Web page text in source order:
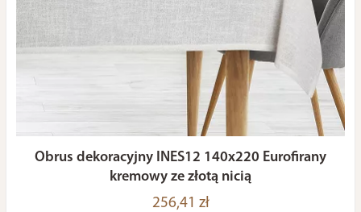
Obrus dekoracyjny INES12 140x220 Eurofirany
kremowy ze złotą nicią
256,41 zł